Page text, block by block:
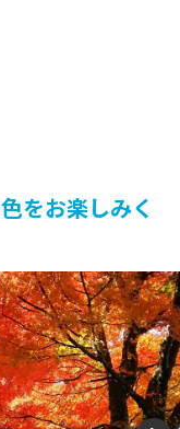
をお楽しみく